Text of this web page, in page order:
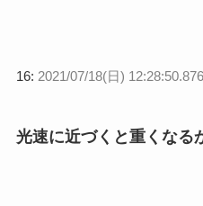
16: 2021/07/18(日)
光速に近づくと重くなる